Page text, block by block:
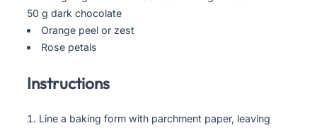
50 g dark chocolate
Orange peel or zest
Rose petals
Instructions
Line a baking form with parchment paper, leaving